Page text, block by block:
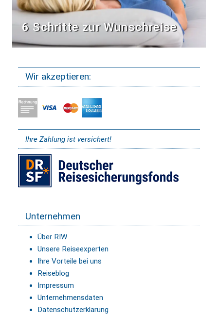
6 Schritte zur Wunschreise
Wir akzeptieren:
Ihre Zahlung ist versichert!
Unternehmen
Über RIW
Unsere Reiseexperten
Ihre Vorteile bei uns
Reiseblog
Impressum
Unternehmensdaten
Datenschutzerklärung